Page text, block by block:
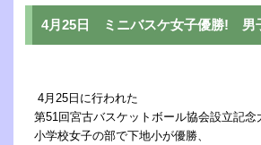
4月25日 ミニバスケ女子優勝! 男
4月25日に行われた
第51回宮古バスケットボール協会設立記念
小学校女子の部で下地小が優勝、